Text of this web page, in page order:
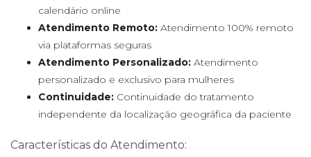
calendário online
Atendimento Remoto: Atendimento 100% remoto
via plataformas seguras
Atendimento Personalizado: Atendimento
personalizado e exclusivo para mulheres
Continuidade: Continuidade do tratamento
independente da localização geográfica da paciente
Características do Atendimento: